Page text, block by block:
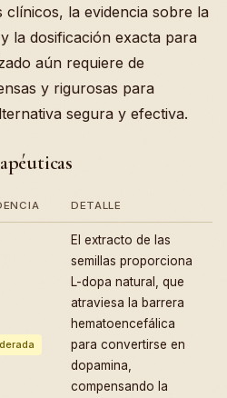
clínicos, la evidencia sobre la
la dosificación exacta para
aún requiere de
y rigurosas para
segura y efectiva.
DETALLE
El extracto de las
semillas proporciona
L-dopa natural, que
atraviesa la barrera
hematoencefálica
para convertirse en
dopamina,
compensando la